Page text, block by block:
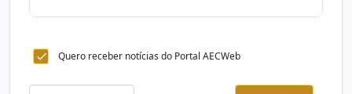
Quero receber notícias do Portal AECWeb